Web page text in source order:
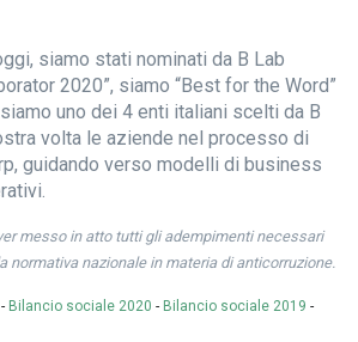
siamo stati nominati da B Lab
2020”, siamo “Best for the Word”
uno dei 4 enti italiani scelti da B
volta le aziende nel processo di
guidando verso modelli di business
messo in atto tutti gli adempimenti necessari
normativa nazionale in materia di anticorruzione.
- Bilancio sociale 2020 - Bilancio sociale 2019 -